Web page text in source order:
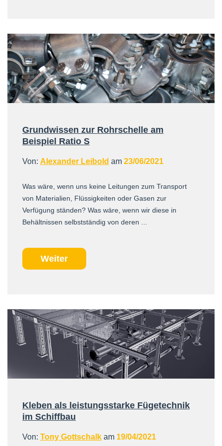
Grundwissen zur Rohrschelle am
Beispiel Ratio S
Von: Alexander Leibold am 23/06/2021
Was wäre, wenn uns keine Leitungen zum Transport
von Materialien, Flüssigkeiten oder Gasen zur
Verfügung ständen? Was wäre, wenn wir diese in
Behältnissen selbstständig von deren ...
Weiter
Kleben als leistungsstarke Fügetechnik
im Schiffbau
Von: Tony Gottschalk am 19/04/2021